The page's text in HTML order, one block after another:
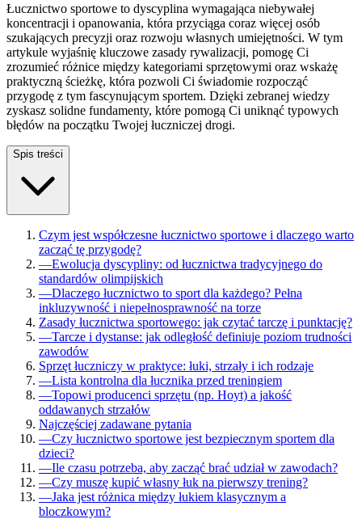
Łucznictwo sportowe to dyscyplina wymagająca niebywałej
koncentracji i opanowania, która przyciąga coraz więcej osób
szukających precyzji oraz rozwoju własnych umiejętności. W tym
artykule wyjaśnię kluczowe zasady rywalizacji, pomogę Ci
zrozumieć różnice między kategoriami sprzętowymi oraz wskażę
praktyczną ścieżkę, która pozwoli Ci świadomie rozpocząć
przygodę z tym fascynującym sportem. Dzięki zebranej wiedzy
zyskasz solidne fundamenty, które pomogą Ci uniknąć typowych
błędów na początku Twojej łuczniczej drogi.
Spis treści
Czym jest współczesne łucznictwo sportowe i dlaczego warto
zacząć tę przygodę?
—Ewolucja dyscypliny: od łucznictwa tradycyjnego do
standardów olimpijskich
—Dlaczego łucznictwo to sport dla każdego? Pełna
inkluzywność i niepełnosprawność na torze
Zasady łucznictwa sportowego: jak czytać tarczę i punktację?
—Tarcze i dystanse: jak odległość definiuje poziom trudności
zawodów
Sprzęt łuczniczy w praktyce: łuki, strzały i ich rodzaje
—Lista kontrolna dla łucznika przed treningiem
—Topowi producenci sprzętu (np. Hoyt) a jakość
oddawanych strzałów
Najczęściej zadawane pytania
—Czy łucznictwo sportowe jest bezpiecznym sportem dla
dzieci?
—Ile czasu potrzeba, aby zacząć brać udział w zawodach?
—Czy muszę kupić własny łuk na pierwszy trening?
—Jaka jest różnica między łukiem klasycznym a
bloczkowym?